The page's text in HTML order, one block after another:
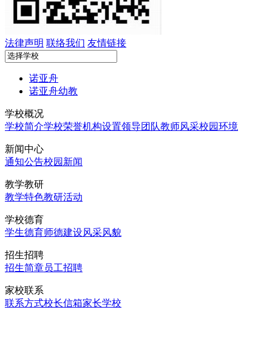
法律声明 联络我们 友情链接
诺亚舟
诺亚舟幼教
学校概况
学校简介学校荣誉机构设置领导团队教师风采校园环境
新闻中心
通知公告校园新闻
教学教研
教学特色教研活动
学校德育
学生德育师德建设风采风貌
招生招聘
招生简章员工招聘
家校联系
联系方式校长信箱家长学校